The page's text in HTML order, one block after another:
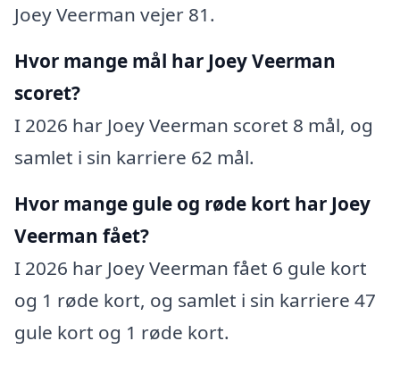
Joey Veerman vejer 81.
Hvor mange mål har Joey Veerman
scoret?
I 2026 har Joey Veerman scoret 8 mål, og
samlet i sin karriere 62 mål.
Hvor mange gule og røde kort har Joey
Veerman fået?
I 2026 har Joey Veerman fået 6 gule kort
og 1 røde kort, og samlet i sin karriere 47
gule kort og 1 røde kort.